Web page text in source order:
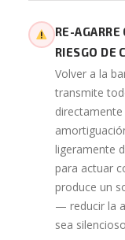
RE-
RIESGO DE
Volver a la
transmite
ligeramente
para actuar
produce un
— reducir la
sea